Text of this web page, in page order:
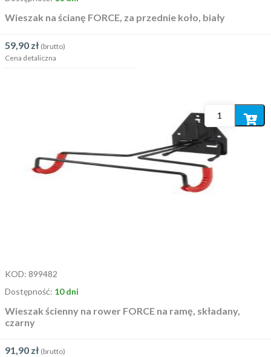
Wieszak na ścianę FORCE, za przednie koło, biały
59,90 zł (brutto)
Cena detaliczna
KOD: 899482
Dostępność: 10 dni
Wieszak ścienny na rower FORCE na ramę, składany,
czarny
91,90 zł (brutto)
Dodaj